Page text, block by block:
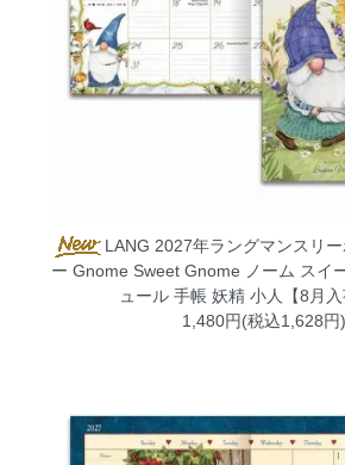
LANG 2027年ラングマンスリ
ー Gnome Sweet Gnome ノーム スイ
ュール 手帳 妖精 小人【8月入
1,480円(税込1,628円)